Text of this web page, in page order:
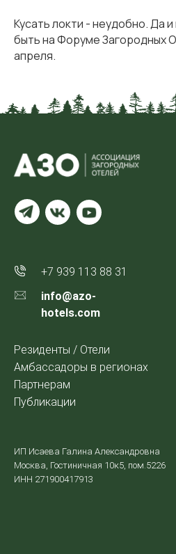
Кусать локти - неудобно. Да
быть на Форуме Загородных
апреля.
+7 939 113 88 31
info@azo-
hotels.com
Резиденты / Отели
Амбассадоры в регионах
Партнерам
Публикации
ИП Исаева Галина Александровна
Москва, Гостиничная 10к5, пом.5226
ИНН 271900417913